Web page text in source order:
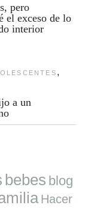
pero
el exceso de lo
interior
,
a un
bebes blog
Hacer